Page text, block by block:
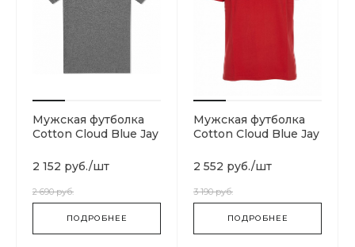
Мужская футболка
Cotton Cloud Blue Jay
2 152 руб./шт
2 690 руб.
ПОДРОБНЕЕ
Мужская футболка
Cotton Cloud Blue Jay
2 552 руб./шт
3 190 руб.
ПОДРОБНЕЕ